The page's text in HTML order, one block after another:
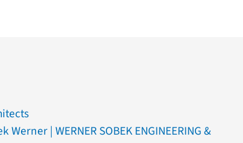
Werner | WERNER SOBEK ENGINEERING &